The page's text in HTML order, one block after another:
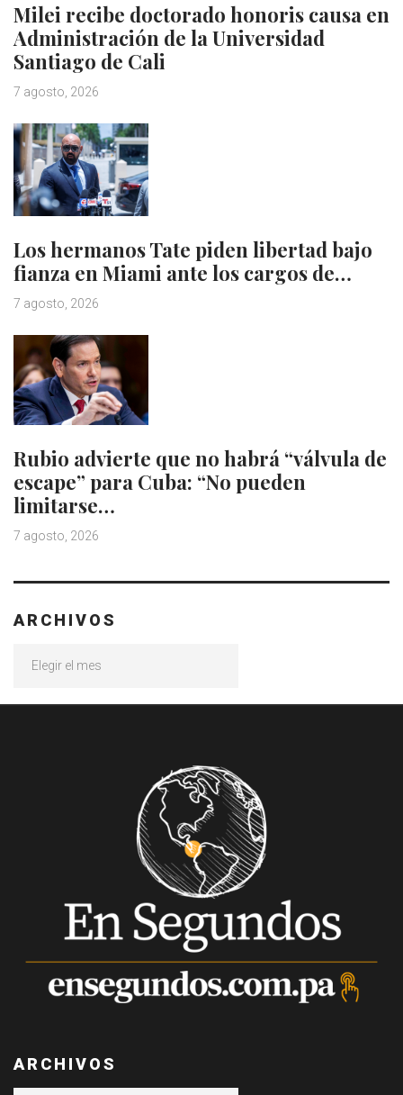
Milei recibe doctorado honoris causa en
Administración de la Universidad
Santiago de Cali
7 agosto, 2026
Los hermanos Tate piden libertad bajo
fianza en Miami ante los cargos de…
7 agosto, 2026
Rubio advierte que no habrá “válvula de
escape” para Cuba: “No pueden
limitarse…
7 agosto, 2026
ARCHIVOS
ARCHIVOS